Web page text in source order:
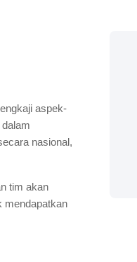
aspek-
nasional,
tim akan
mendapatkan